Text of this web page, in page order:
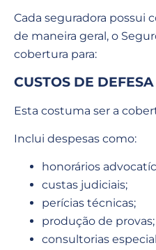
Cada seguradora possui
de maneira geral, o
cobertura para:
CUSTOS DE DEFESA
Esta costuma ser a
Inclui despesas como:
honorários
custas judiciais;
perícias técnicas;
produção de provas;
consultorias